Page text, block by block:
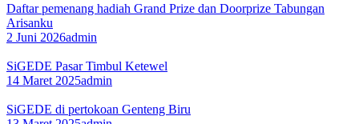
Daftar pemenang hadiah Grand Prize dan Doorprize Tabungan
Arisanku
2 Juni 2026admin
SiGEDE Pasar Timbul Ketewel
14 Maret 2025admin
SiGEDE di pertokoan Genteng Biru